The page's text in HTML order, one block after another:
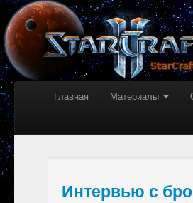
Главная Материалы
Интервью с